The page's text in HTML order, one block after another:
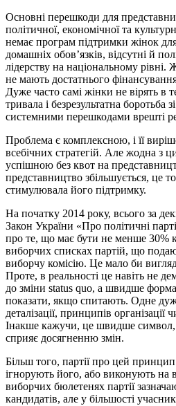
Основні перешкоди для
політичної, економічної та
немає програм підтримки жінок
домашніх обов’язків, відсутні й
лідерству на національному рівні.
не мають достатнього
Дуже часто самі жінки не вірять в
тривала і безрезультатна боротьба
системними перешкодами врешті
Проблема є комплексною, і її
всебічних стратегій. Але жодна з
успішною без квот на
представництво збільшується, це
стимулювала його підтримку.
На початку 2014 року, всього за
Закон України «Про політичні
про те, що має бути не менше 30%
виборчих списках партій, що
виборчу комісію. Це мало би
Проте, в реальності це навіть не
до зміни status quo, а швидше
показати, якщо спитають. Одне
деталізації, принципів
Інакше кажучи, це швидше символ,
сприяє досягненню змін.
Більш того, партії про цей
ігнорують його, або виконують на
виборчих бюлетенях партії
кандидатів, але у більшості